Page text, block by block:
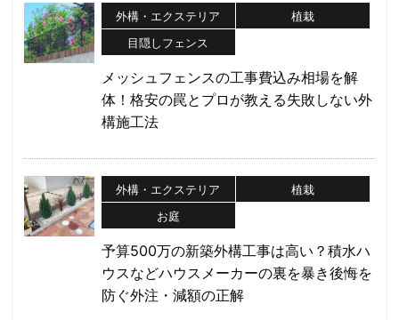
外構・エクステリア
植栽
目隠しフェンス
メッシュフェンスの工事費込み相場を解
体！格安の罠とプロが教える失敗しない外
構施工法
外構・エクステリア
植栽
お庭
予算500万の新築外構工事は高い？積水ハ
ウスなどハウスメーカーの裏を暴き後悔を
防ぐ外注・減額の正解